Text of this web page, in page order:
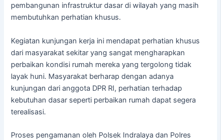
pembangunan infrastruktur dasar di wilayah yang masih
membutuhkan perhatian khusus.
Kegiatan kunjungan kerja ini mendapat perhatian khusus
dari masyarakat sekitar yang sangat mengharapkan
perbaikan kondisi rumah mereka yang tergolong tidak
layak huni. Masyarakat berharap dengan adanya
kunjungan dari anggota DPR RI, perhatian terhadap
kebutuhan dasar seperti perbaikan rumah dapat segera
terealisasi.
Proses pengamanan oleh Polsek Indralaya dan Polres